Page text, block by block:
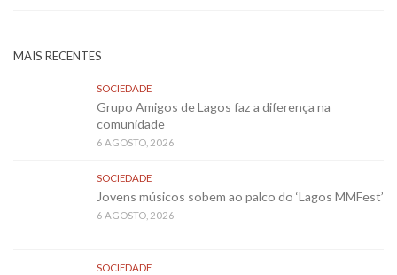
MAIS RECENTES
SOCIEDADE
Grupo Amigos de Lagos faz a diferença na
comunidade
6 AGOSTO, 2026
SOCIEDADE
Jovens músicos sobem ao palco do ‘Lagos MMFest’
6 AGOSTO, 2026
SOCIEDADE